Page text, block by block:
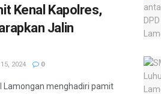
Kenal Kapolres,
Jalin
2024 0
Lamongan menghadiri pamit